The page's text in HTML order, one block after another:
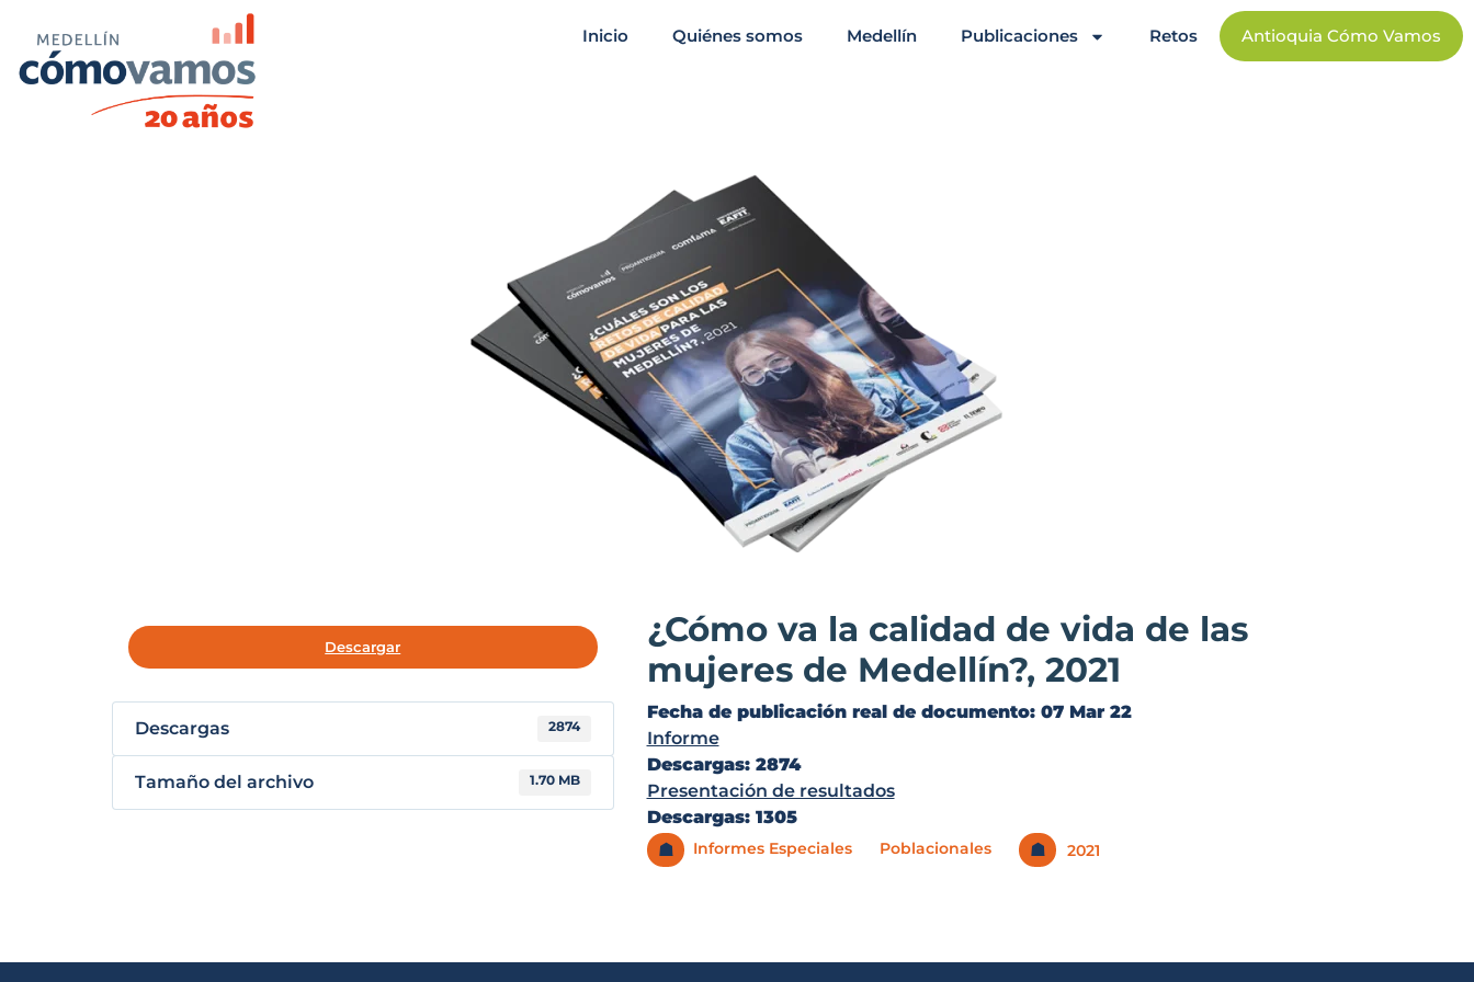
Inicio Quiénes somos Medellín Publicaciones Retos Antioquia Cómo Vamos
Descargar
Descargas 2874
Tamaño del archivo 1.70 MB
¿Cómo va la calidad de vida de las
mujeres de Medellín?, 2021
Fecha de publicación real de documento: 07 Mar 22
Informe
Descargas: 2874
Presentación de resultados
Descargas: 1305
☗ Informes Especiales Poblacionales ☗ 2021